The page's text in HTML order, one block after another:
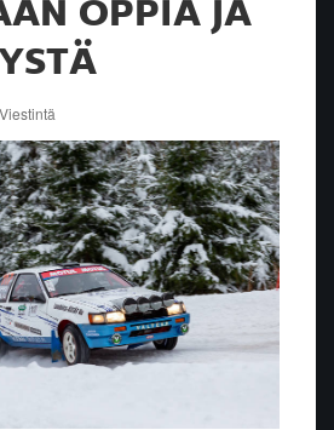
OPPIA JA